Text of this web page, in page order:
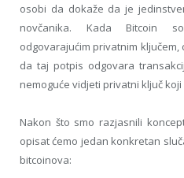
osobi da dokaže da je
novčanika. Kada Bitcoin
odgovarajućim privatnim ključem,
da taj potpis odgovara
nemoguće vidjeti privatni ključ
Nakon što smo razjasnili
opisat ćemo jedan konkretan
bitcoinova: